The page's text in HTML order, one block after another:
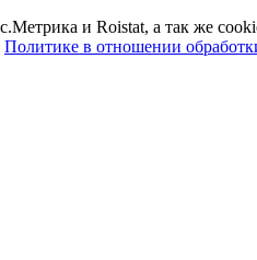
и Roistat, а так же
Политике в отношении